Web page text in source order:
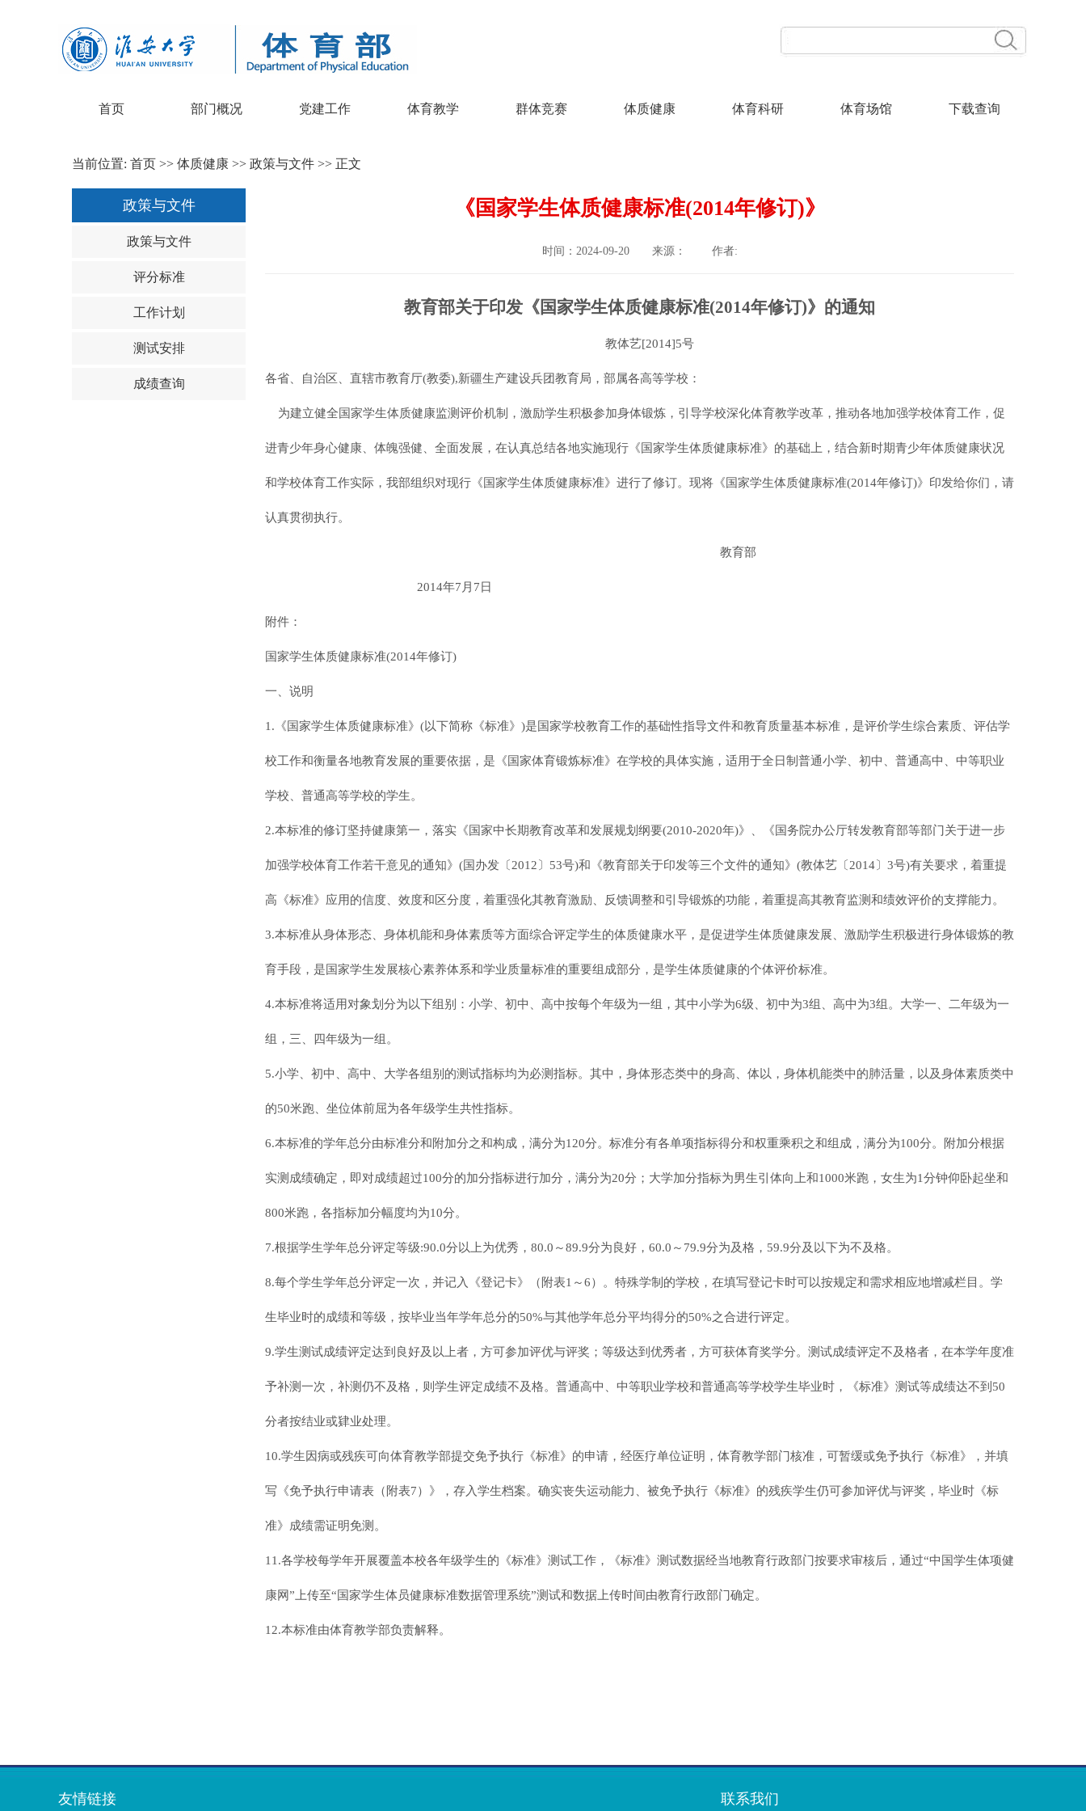
首页 部门概况 党建工作 体育教学 群体竞赛 体质健康 体育科研 体育场馆 下载查询
当前位置: 首页 >> 体质健康 >> 政策与文件 >> 正文
政策与文件
政策与文件
评分标准
工作计划
测试安排
成绩查询
《国家学生体质健康标准(2014年修订)》
时间：2024-09-20 来源： 作者:
教育部关于印发《国家学生体质健康标准(2014年修订)》的通知
教体艺[2014]5号
各省、自治区、直辖市教育厅(教委),新疆生产建设兵团教育局，部属各高等学校：
为建立健全国家学生体质健康监测评价机制，激励学生积极参加身体锻炼，引导学校深化体育教学改革，推动各地加强学校体育工作，促
进青少年身心健康、体魄强健、全面发展，在认真总结各地实施现行《国家学生体质健康标准》的基础上，结合新时期青少年体质健康状况
和学校体育工作实际，我部组织对现行《国家学生体质健康标准》进行了修订。现将《国家学生体质健康标准(2014年修订)》印发给你们，请
认真贯彻执行。
教育部
2014年7月7日
附件：
国家学生体质健康标准(2014年修订)
一、说明
1.《国家学生体质健康标准》(以下简称《标准》)是国家学校教育工作的基础性指导文件和教育质量基本标准，是评价学生综合素质、评估学
校工作和衡量各地教育发展的重要依据，是《国家体育锻炼标准》在学校的具体实施，适用于全日制普通小学、初中、普通高中、中等职业
学校、普通高等学校的学生。
2.本标准的修订坚持健康第一，落实《国家中长期教育改革和发展规划纲要(2010-2020年)》、《国务院办公厅转发教育部等部门关于进一步
加强学校体育工作若干意见的通知》(国办发〔2012〕53号)和《教育部关于印发等三个文件的通知》(教体艺〔2014〕3号)有关要求，着重提
高《标准》应用的信度、效度和区分度，着重强化其教育激励、反馈调整和引导锻炼的功能，着重提高其教育监测和绩效评价的支撑能力。
3.本标准从身体形态、身体机能和身体素质等方面综合评定学生的体质健康水平，是促进学生体质健康发展、激励学生积极进行身体锻炼的教
育手段，是国家学生发展核心素养体系和学业质量标准的重要组成部分，是学生体质健康的个体评价标准。
4.本标准将适用对象划分为以下组别：小学、初中、高中按每个年级为一组，其中小学为6级、初中为3组、高中为3组。大学一、二年级为一
组，三、四年级为一组。
5.小学、初中、高中、大学各组别的测试指标均为必测指标。其中，身体形态类中的身高、体以，身体机能类中的肺活量，以及身体素质类中
的50米跑、坐位体前屈为各年级学生共性指标。
6.本标准的学年总分由标准分和附加分之和构成，满分为120分。标准分有各单项指标得分和权重乘积之和组成，满分为100分。附加分根据
实测成绩确定，即对成绩超过100分的加分指标进行加分，满分为20分；大学加分指标为男生引体向上和1000米跑，女生为1分钟仰卧起坐和
800米跑，各指标加分幅度均为10分。
7.根据学生学年总分评定等级:90.0分以上为优秀，80.0～89.9分为良好，60.0～79.9分为及格，59.9分及以下为不及格。
8.每个学生学年总分评定一次，并记入《登记卡》（附表1～6）。特殊学制的学校，在填写登记卡时可以按规定和需求相应地增减栏目。学
生毕业时的成绩和等级，按毕业当年学年总分的50%与其他学年总分平均得分的50%之合进行评定。
9.学生测试成绩评定达到良好及以上者，方可参加评优与评奖；等级达到优秀者，方可获体育奖学分。测试成绩评定不及格者，在本学年度准
予补测一次，补测仍不及格，则学生评定成绩不及格。普通高中、中等职业学校和普通高等学校学生毕业时，《标准》测试等成绩达不到 50
分者按结业或肄业处理。
10.学生因病或残疾可向体育教学部提交免予执行《标准》的申请，经医疗单位证明，体育教学部门核准，可暂缓或免予执行《标准》，并填
写《免予执行申请表（附表7）》，存入学生档案。确实丧失运动能力、被免予执行《标准》的残疾学生仍可参加评优与评奖，毕业时《标
准》成绩需证明免测。
11.各学校每学年开展覆盖本校各年级学生的《标准》测试工作，《标准》测试数据经当地教育行政部门按要求审核后，通过“中国学生体项健
康网”上传至“国家学生体员健康标准数据管理系统”测试和数据上传时间由教育行政部门确定。
12.本标准由体育教学部负责解释。
友情链接 联系我们